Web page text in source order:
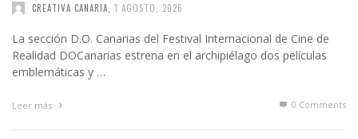
CREATIVA CANARIA 1 AGOSTO, 2026
La sección D.O. Canarias del Festival Internacional de Cine de
Realidad DOCanarias estrena en el archipiélago dos películas
emblemáticas y …
Leer más 0 Comments